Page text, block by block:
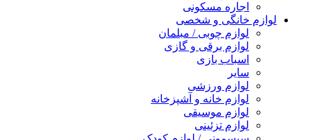
اجاره مسکونی
لوازم خانگی و شخصی
لوازم چوبی / مبلمان
لوازم برقی و گازی
اسباب بازی
سایر
لوازم ورزشی
لوازم خانه و آشپزخانه
لوازم موسیقی
لوازم تزئینی